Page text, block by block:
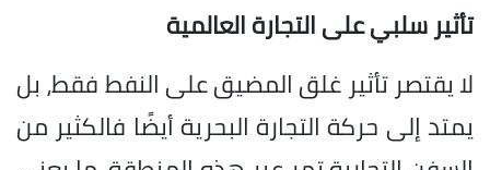
تأثير سلبي على التجارة العالمية
لا يقتصر تأثير غلق المضيق على النفط فقط، بل
يمتد إلى حركة التجارة البحرية أيضًا فالكثير من